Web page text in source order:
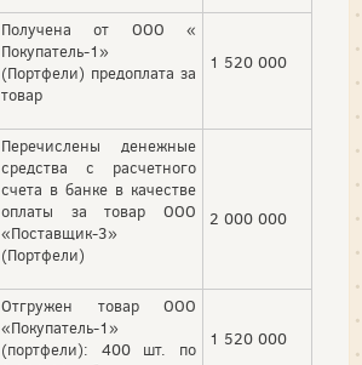
Получена от ООО «
Покупатель-1»
(Портфели) предоплата за
товар
1 520 000
Перечислены денежные
средства с расчетного
счета в банке в качестве
оплаты за товар ООО
«Поставщик-3»
(Портфели)
2 000 000
Отгружен товар ООО
«Покупатель-1»
(портфели): 400 шт. по
1 520 000